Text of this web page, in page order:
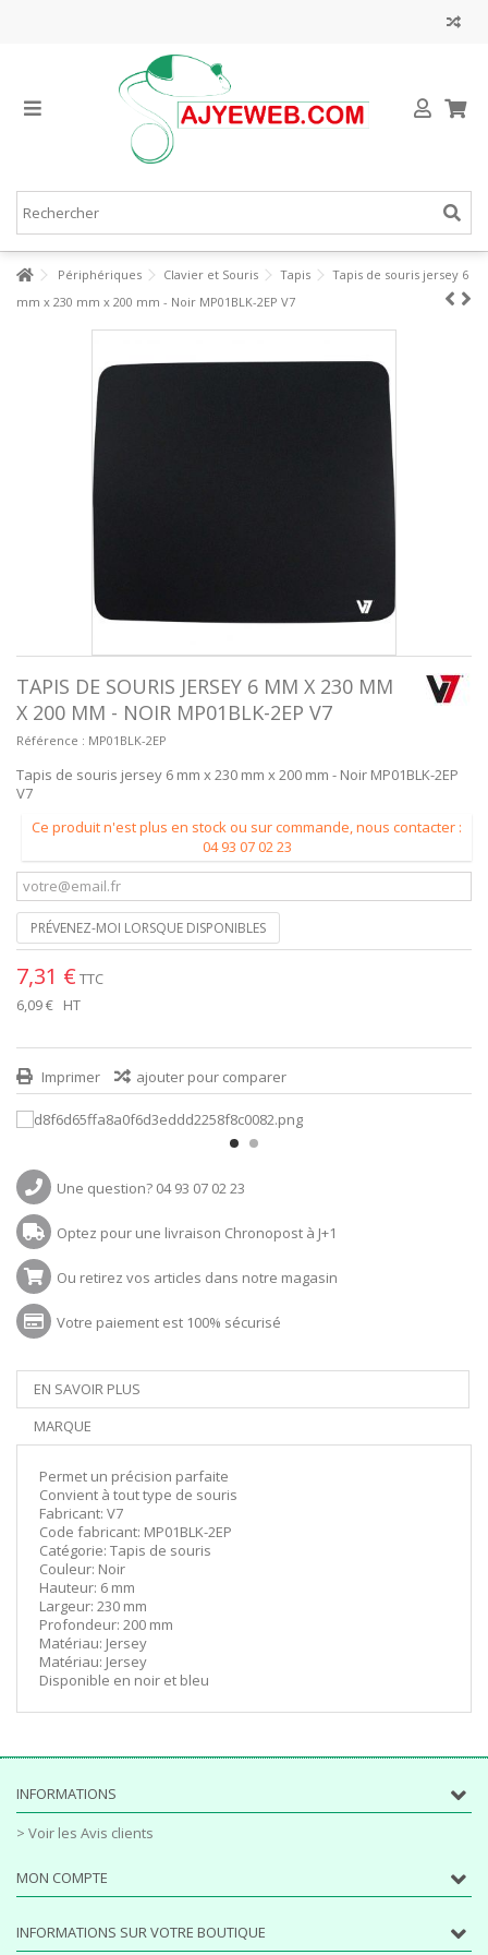
Périphériques Clavier et Souris Tapis
Tapis de souris jersey 6
mm x 230 mm x 200 mm - Noir MP01BLK-2EP V7
TAPIS DE SOURIS JERSEY 6 MM X 230 MM
X 200 MM - NOIR MP01BLK-2EP V7
Référence : MP01BLK-2EP
Tapis de souris jersey 6 mm x 230 mm x 200 mm - Noir MP01BLK-2EP
V7
Ce produit n'est plus en stock ou sur commande, nous contacter :
04 93 07 02 23
PRÉVENEZ-MOI LORSQUE DISPONIBLES
7,31 € TTC
6,09 € HT
Imprimer ajouter pour comparer
Une question? 04 93 07 02 23
Optez pour une livraison Chronopost à J+1
Ou retirez vos articles dans notre magasin
Votre paiement est 100% sécurisé
EN SAVOIR PLUS
MARQUE
Permet un précision parfaite
Convient à tout type de souris
Fabricant: V7
Code fabricant: MP01BLK-2EP
Catégorie: Tapis de souris
Couleur: Noir
Hauteur: 6 mm
Largeur: 230 mm
Profondeur: 200 mm
Matériau: Jersey
Matériau: Jersey
Disponible en noir et bleu
INFORMATIONS
> Voir les Avis clients
MON COMPTE
INFORMATIONS SUR VOTRE BOUTIQUE